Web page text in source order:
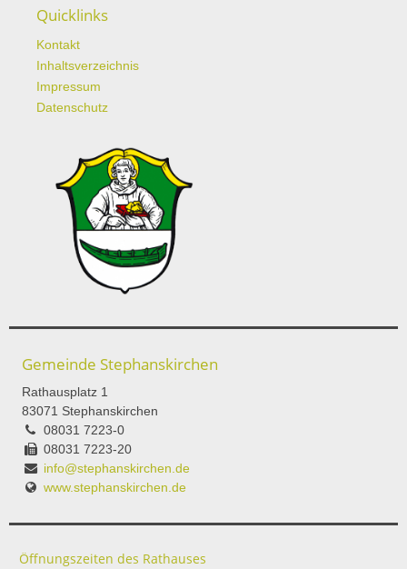
Quicklinks
Kontakt
Inhaltsverzeichnis
Impressum
Datenschutz
Gemeinde Stephanskirchen
Rathausplatz 1
83071 Stephanskirchen
08031 7223-0
08031 7223-20
info@stephanskirchen.de
www.stephanskirchen.de
Öffnungszeiten des Rathauses